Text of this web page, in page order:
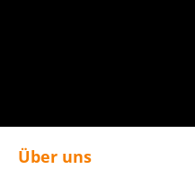
Über uns